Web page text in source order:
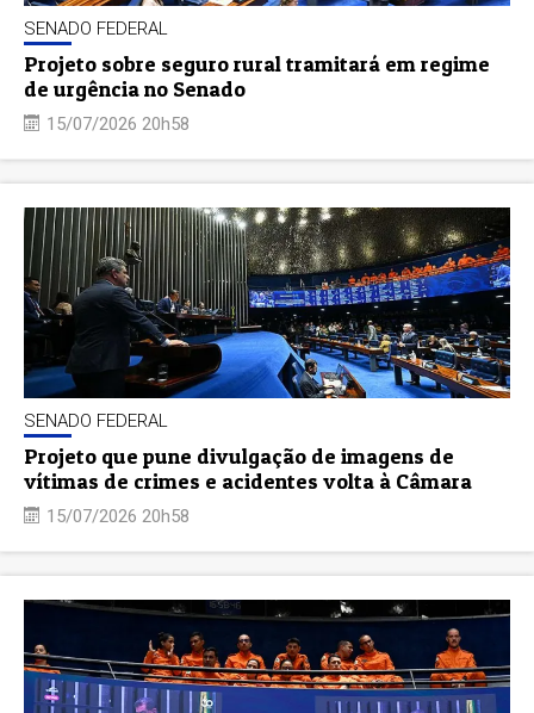
SENADO FEDERAL
Projeto sobre seguro rural tramitará em regime
de urgência no Senado
15/07/2026 20h58
SENADO FEDERAL
Projeto que pune divulgação de imagens de
vítimas de crimes e acidentes volta à Câmara
15/07/2026 20h58